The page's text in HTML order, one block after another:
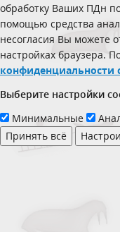
обработку Ваших ПДн
помощью средства
несогласия Вы можете
настройках браузера.
конфиденциальности
Выберите настройки
Минимальные
Принять всё